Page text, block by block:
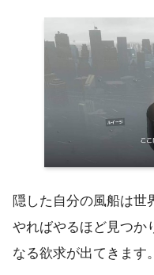
隠した自分の風船は世
やればやるほど見つか
なる欲求が出てきます。